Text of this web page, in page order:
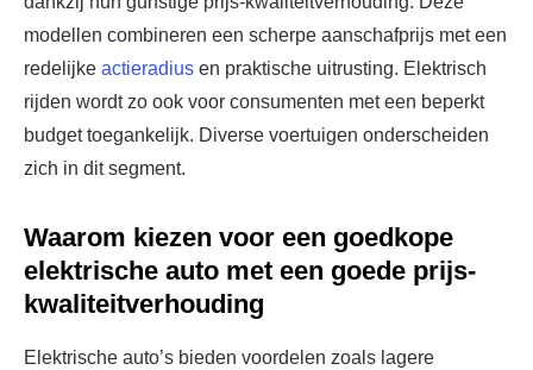
beperking voor dagelijks gebruik?
Wat kan men verwachten qua uitrusting bij
goedkope elektrische auto’s?
modellen combineren een scherpe aanschafprijs met een
redelijke actieradius en praktische uitrusting. Elektrisch
rijden wordt zo ook voor consumenten met een beperkt
budget toegankelijk. Diverse voertuigen onderscheiden
zich in dit segment.
Waarom kiezen voor een goedkope
elektrische auto met een goede prijs-
kwaliteitverhouding
Elektrische auto’s bieden voordelen zoals lagere